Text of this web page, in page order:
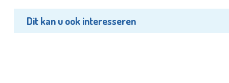
Dit kan u ook interesseren